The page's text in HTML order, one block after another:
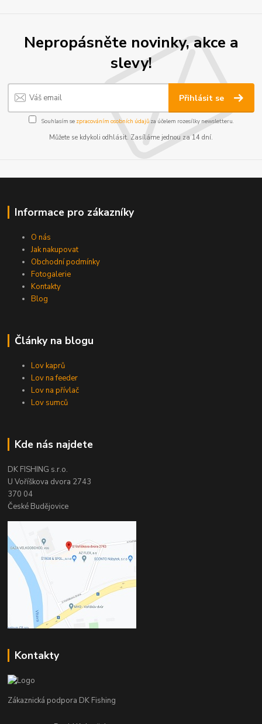
Nepropásněte novinky, akce a
slevy!
Přihlásit se
Souhlasím se zpracováním osobních údajůza účelem rozesílky newsletteru.
Můžete se kdykoli odhlásit. Zasíláme jednou za 14 dní.
Informace pro zákazníky
O nás
Jak nakupovat
Obchodní podmínky
Fotogalerie
Kontakty
Blog
Články na blogu
Lov kaprů
Lov na feeder
Lov na přívlač
Lov sumců
Kde nás najdete
DK FISHING s.r.o.
U Voříškova dvora 2743
370 04
České Budějovice
Kontakty
Zákaznická podpora DK Fishing